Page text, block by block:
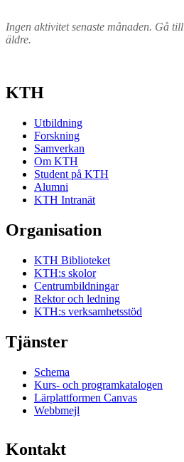
Ingen aktivitet senaste månaden. Gå till
äldre.
KTH
Utbildning
Forskning
Samverkan
Om KTH
Student på KTH
Alumni
KTH Intranät
Organisation
KTH Biblioteket
KTH:s skolor
Centrumbildningar
Rektor och ledning
KTH:s verksamhetsstöd
Tjänster
Schema
Kurs- och programkatalogen
Lärplattformen Canvas
Webbmejl
Kontakt